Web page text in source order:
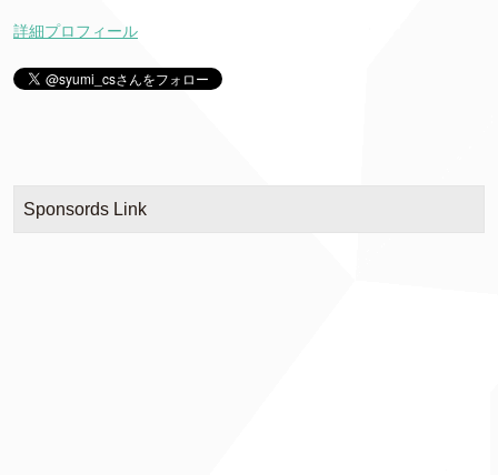
詳細プロフィール
Sponsords Link